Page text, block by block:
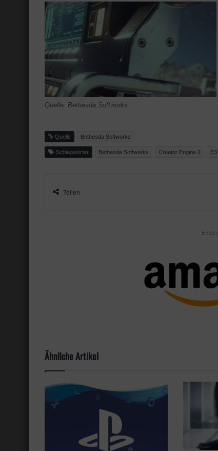
Quelle: Bethesda Softworks
Quelle Bethesda Softworks
Schlagwörter Bethesda Softworks Creator Engine 2 E3
Teilen
Ähnliche Artikel